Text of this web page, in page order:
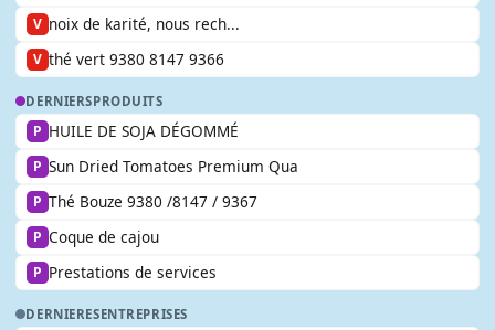
V noix de karité, nous rech...
V thé vert 9380 8147 9366
DERNIERSPRODUITS
P HUILE DE SOJA DÉGOMMÉ
P Sun Dried Tomatoes Premium Qua
P Thé Bouze 9380 /8147 / 9367
P Coque de cajou
P Prestations de services
DERNIERESENTREPRISES